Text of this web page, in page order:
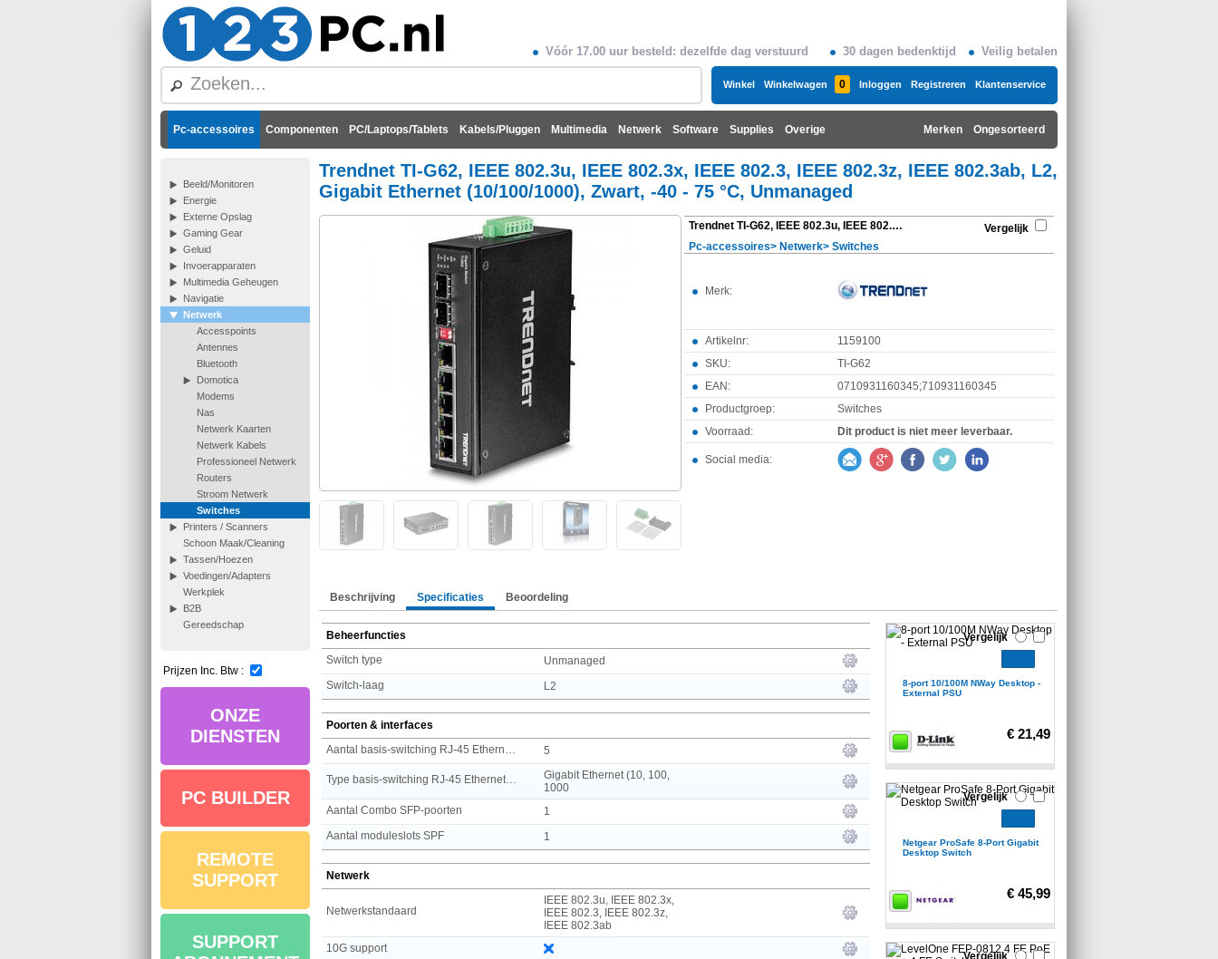
Vóór 17.00 uur besteld: dezelfde dag verstuurd 30 dagen bedenktijd Veilig betalen
Winkel Winkelwagen 0 Inloggen Registreren Klantenservice
Pc-accessoires Componenten PC/Laptops/Tablets Kabels/Pluggen Multimedia Netwerk Software Supplies Overige Ongesorteerd
Merken
Beeld/Monitoren
Energie
Externe Opslag
Gaming Gear
Geluid
Invoerapparaten
Multimedia Geheugen
Navigatie
Netwerk
Accesspoints
Antennes
Bluetooth
Domotica
Modems
Nas
Netwerk Kaarten
Netwerk Kabels
Professioneel Netwerk
Routers
Stroom Netwerk
Switches
Printers / Scanners
Schoon Maak/Cleaning
Tassen/Hoezen
Voedingen/Adapters
Werkplek
B2B
Gereedschap
Prijzen Inc. Btw :
ONZE
DIENSTEN
PC BUILDER
REMOTE
SUPPORT
SUPPORT
Trendnet TI-G62, IEEE 802.3u, IEEE 802.3x, IEEE 802.3, IEEE 802.3z, IEEE 802.3ab, L2,
Gigabit Ethernet (10/100/1000), Zwart, -40 - 75 °C, Unmanaged
Trendnet TI-G62, IEEE 802.3u, IEEE 802.3x, IEEE 802.3, IEEE 802.3z, IEEE 802.3ab, L2, Gigabit Ethernet (10/100/1000), Zwart, -40 - 75 °C, Unmanaged
Vergelijk
Pc-accessoires> Netwerk> Switches
Merk:
Artikelnr:
1159100
SKU:
TI-G62
EAN:
0710931160345;710931160345
Productgroep:
Switches
Voorraad:
Dit product is niet meer leverbaar.
Social media:
Beschrijving Specificaties Beoordeling
Beheerfuncties
Switch type
Unmanaged
Switch-laag
L2
Poorten & interfaces
5
Gigabit Ethernet (10, 100,
1000
Aantal Combo SFP-poorten
1
Aantal moduleslots SPF
1
Netwerk
Netwerkstandaard
IEEE 802.3u, IEEE 802.3x,
IEEE 802.3, IEEE 802.3z,
IEEE 802.3ab
10G support
8-port 10/100M NWay Desktop -
External PSU
€ 21,49
Vergelijk
Netgear ProSafe 8-Port Gigabit
Desktop Switch
€ 45,99
Vergelijk
Vergelijk